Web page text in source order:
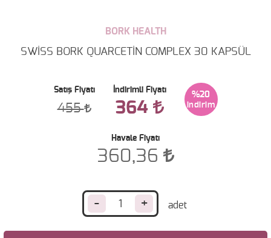
BORK HEALTH
SWİSS BORK QUARCETİN COMPLEX 30 KAPSÜL
Satış Fiyatı
455
İndirimli Fiyatı
364
%20
Havale Fiyatı
360,36
- +